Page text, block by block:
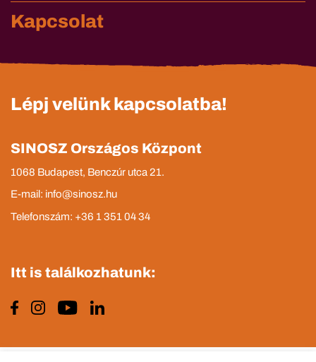
Kapcsolat
Lépj velünk kapcsolatba!
SINOSZ Országos Központ
1068 Budapest, Benczúr utca 21.
E-mail: info@sinosz.hu
Telefonszám: +36 1 351 04 34
Itt is találkozhatunk: